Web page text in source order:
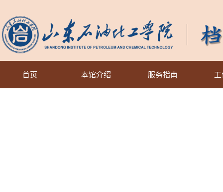
首页 本馆介绍 服务指南